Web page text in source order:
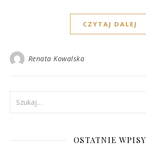
CZYTAJ DALEJ
Renata Kowalska
OSTATNIE WPISY